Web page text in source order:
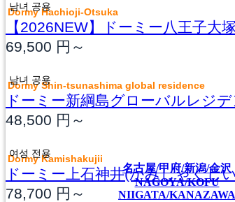
名古屋/甲府/新潟/金沢
NAGOYA/KOFU
NIIGATA/KANAZAWA
남녀 공용
Dormy Hachioji-Otsuka
【2026NEW】ドーミー八王子大塚
69,500 円～
남녀 공용
Dormy Shin-tsunashima global residence
ドーミー新綱島グローバルレジ
48,500 円～
여성 전용
Dormy Kamishakujii
ドーミー上石神井(かみしゃくじ
78,700 円～